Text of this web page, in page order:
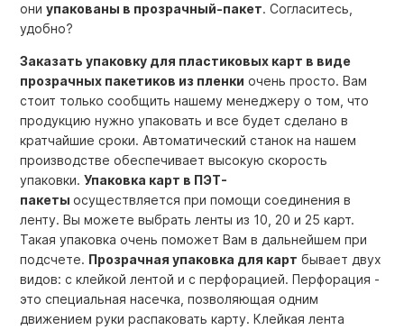
они упакованы в прозрачный-пакет. Согласитесь,
удобно?
Заказать упаковку для пластиковых карт в виде
прозрачных пакетиков из пленки очень просто. Вам
стоит только сообщить нашему менеджеру о том, что
продукцию нужно упаковать и все будет сделано в
кратчайшие сроки. Автоматический станок на нашем
производстве обеспечивает высокую скорость
упаковки. Упаковка карт в ПЭТ-
пакеты осуществляется при помощи соединения в
ленту. Вы можете выбрать ленты из 10, 20 и 25 карт.
Такая упаковка очень поможет Вам в дальнейшем при
подсчете. Прозрачная упаковка для карт бывает двух
видов: с клейкой лентой и с перфорацией. Перфорация -
это специальная насечка, позволяющая одним
движением руки распаковать карту. Клейкая лента